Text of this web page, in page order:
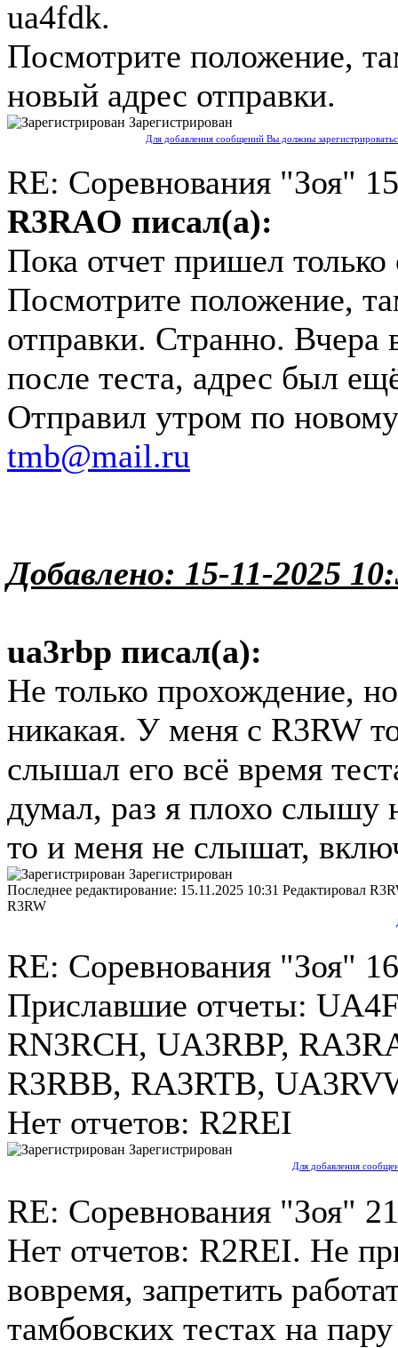
ua4fdk.
Посмотрите положение,
новый адрес отправки.
Зарегистрирован
Для добавления сообщений Вы должны
RE: Соревнования "Зоя"
R3RAO писал(а):
Пока отчет пришел
Посмотрите положение,
отправки. Странно. Вчера
после теста, адрес был
Отправил утром по
tmb@mail.ru
Добавлено: 15-11-2025
ua3rbp писал(а):
Не только прохождение,
никакая. У меня с R3RW
слышал его всё время
думал, раз я плохо слышу
то и меня не слышат,
Зарегистрирован
Последнее редактирование: 15.11.2025 10:31 Редактировал
R3RW
RE: Соревнования "Зоя"
Приславшие отчеты:
RN3RCH, UA3RBP,
R3RBB, RA3RTB,
Нет отчетов: R2REI
Зарегистрирован
Для добавления
RE: Соревнования "Зоя"
Нет отчетов: R2REI. Не
вовремя, запретить
тамбовских тестах на пару